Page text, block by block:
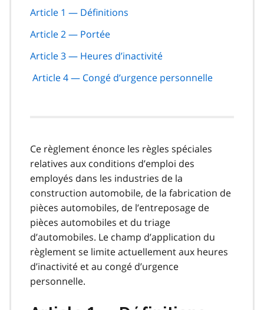
Article 1 — Définitions
Article 2 — Portée
Article 3 — Heures d’inactivité
Article 4 — Congé d’urgence personnelle
Ce règlement énonce les règles spéciales
relatives aux conditions d’emploi des
employés dans les industries de la
construction automobile, de la fabrication de
pièces automobiles, de l’entreposage de
pièces automobiles et du triage
d’automobiles. Le champ d’application du
règlement se limite actuellement aux heures
d’inactivité et au congé d’urgence
personnelle.